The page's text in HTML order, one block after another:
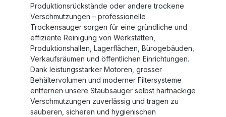
Produktionsrückstände oder andere trockene
Verschmutzungen – professionelle
Trockensauger sorgen für eine gründliche und
effiziente Reinigung von Werkstätten,
Produktionshallen, Lagerflächen, Bürogebäuden,
Verkaufsräumen und öffentlichen Einrichtungen.
Dank leistungsstarker Motoren, grosser
Behältervolumen und moderner Filtersysteme
entfernen unsere Staubsauger selbst hartnäckige
Verschmutzungen zuverlässig und tragen zu
sauberen, sicheren und hygienischen